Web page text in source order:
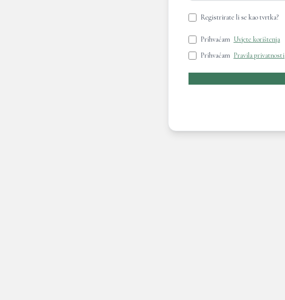
Registrirate li se kao tvrtka?
Prihvaćam Uvjete korištenja
Prihvaćam Pravila privatnosti